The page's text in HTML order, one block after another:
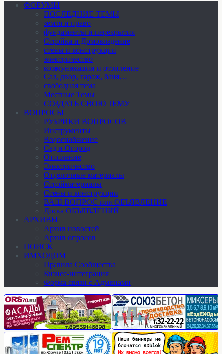
ФОРУМЫ
ПОСЛЕДНИЕ ТЕМЫ
земля и право
фундаменты и перекрытия
Стройка и Домовладение
стены и конструкции
электричество
коммуникации и отопление
Cад, двор, гараж, баня…
свободная тема
Местные Темы
СОЗДАТЬ СВОЮ ТЕМУ
ВОПРОСЫ
РУБРИКИ ВОПРОСОВ
Инструменты
Водоснабжение
Сад и Огород
Отопление
Электричество
Отделочные материалы
Стройматериалы
Стены и конструкции
ВАШ ВОПРОС или ОБЪЯВЛЕНИЕ
Доска ОБЪЯВЛЕНИЙ
АРХИВЫ
Архив новостей
Архив опросов
ПОИСК
ИМХОДОМ
Правила Сообщества
Бизнес-интеграция
Форма связи с Админами